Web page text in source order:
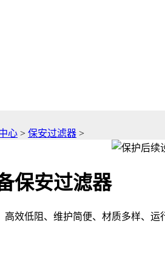
心 > 保安过滤器 >
保安过滤器
高效低阻、维护简便、材质多样、运